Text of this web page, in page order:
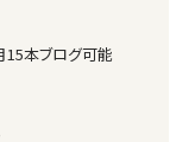
15本ブログ可能